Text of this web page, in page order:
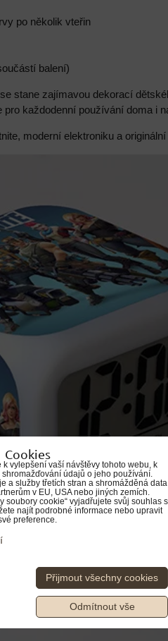
po několik vteřin
balení)
stane zajímavou dekorací
každodenní používání doma i
moderní elektroniku a
Cookies
vylepšení vaší návštěvy tohoto webu, k
údajů o jeho používání.
a služby třetích stran a shromážděná data
v EU, USA nebo jiných zemích.
soubory cookie“ vyjadřujete svůj souhlas s
najít podrobné informace nebo upravit
preference.
Přijmout všechny cookies
Odmítnout vše